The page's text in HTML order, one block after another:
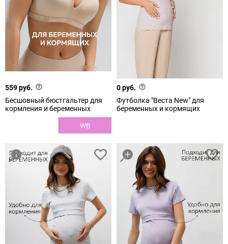
559 руб.
Бесшовный бюстгальтер для
кормления и беременных
WB
0 руб.
Футболка "Веста New" для
беременных и кормящих